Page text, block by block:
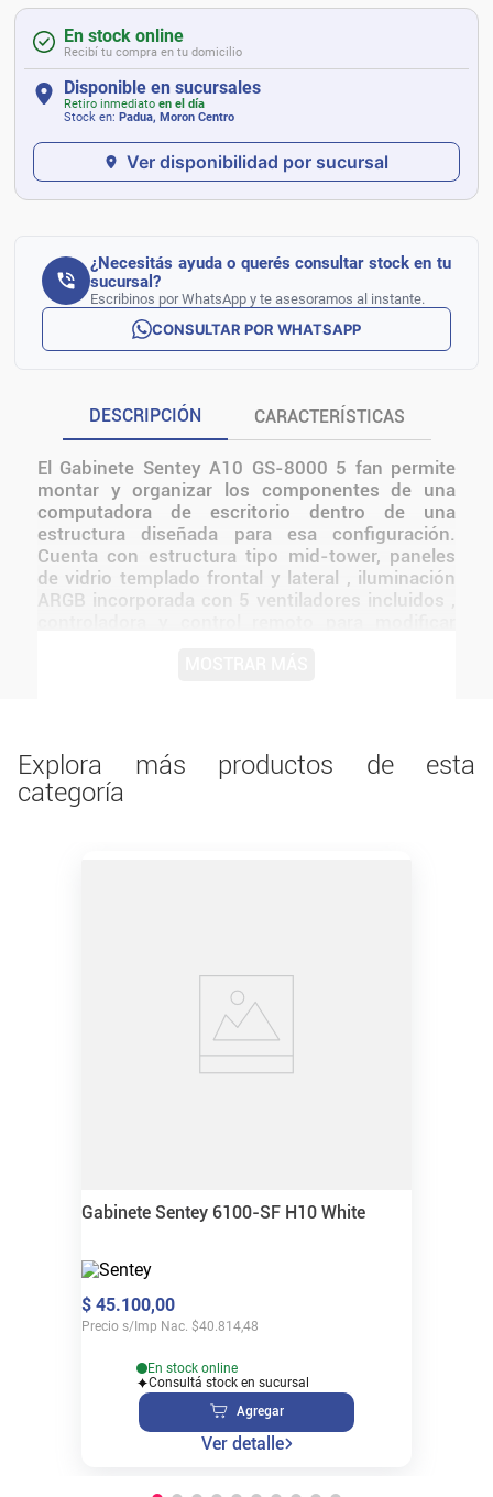
En stock online
Recibí tu compra en tu domicilio
Disponible en sucursales
Retiro inmediato en el día
Stock en: Padua, Moron Centro
Ver disponibilidad por sucursal
¿Necesitás ayuda o querés consultar stock en tu
sucursal?
Escribinos por WhatsApp y te asesoramos al instante.
CONSULTAR POR WHATSAPP
DESCRIPCIÓN CARACTERÍSTICAS
El Gabinete Sentey A10 GS-8000 5 fan permite
montar y organizar los componentes de una
computadora de escritorio dentro de una
estructura diseñada para esa configuración.
Cuenta con estructura tipo mid-tower, paneles
de vidrio templado frontal y lateral , iluminación
ARGB incorporada con 5 ventiladores incluidos ,
Antes de instalarlo o utilizarlo, conviene verificar
medidas, conexiones, alimentación y
compatibilidad con el resto del equipo.
Explora más productos de esta
categoría
Gabinete Sentey 6100-SF H10 White
$ 45.100,00
Precio s/Imp Nac. $40.814,48
En stock online
Consultá stock en sucursal
Agregar
Ver detalle